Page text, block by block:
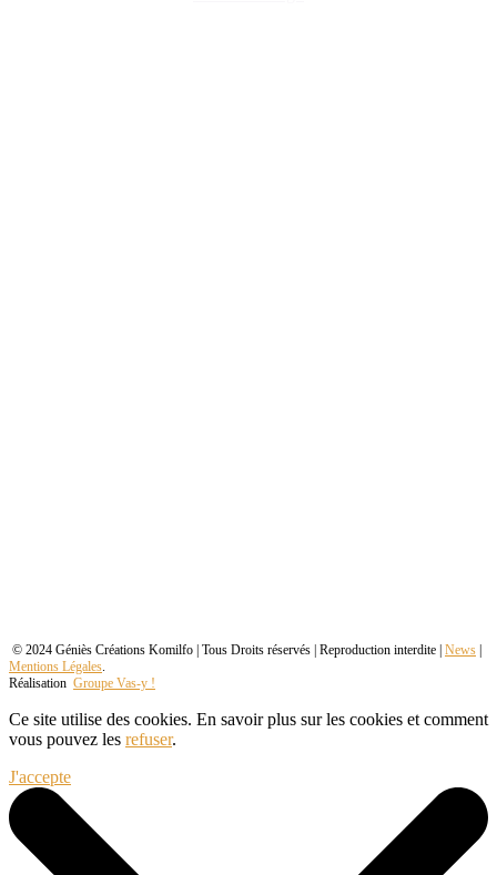
© 2024 Géniès Créations Komilfo | Tous Droits réservés | Reproduction interdite | News |
Mentions Légales
Réalisation Groupe Vas-y !
Ce site utilise des cookies. En savoir plus sur les cookies et comment
vous pouvez les refuser.
J'accepte